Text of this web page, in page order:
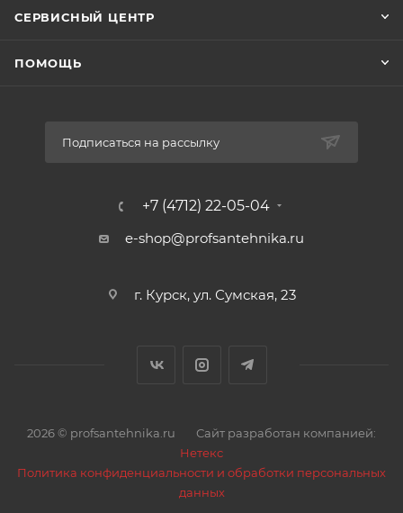
СЕРВИСНЫЙ ЦЕНТР
ПОМОЩЬ
Подписаться на рассылку
+7 (4712) 22-05-04
e-shop@profsantehnika.ru
г. Курск, ул. Сумская, 23
2026 © profsantehnika.ru
Сайт разработан компанией:
Нетекс
Политика конфиденциальности и обработки персональных
данных